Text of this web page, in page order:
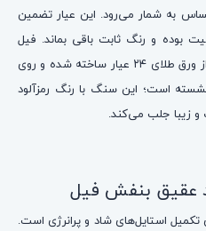
به شمار می‌رود. این عیار تضمین
بوده و رنگ ثابت باقی بماند. فیل
طلایی نیز با جزئیات دوست‌داشتنی از ورق طلای ۲۴ عیار ساخته شده و روی
است؛ این سنگ با رنگ رمزآلود
زیبا جلب می‌کند.
عقیق بنفش فیل
استایل‌های شاد و پرانرژی است.